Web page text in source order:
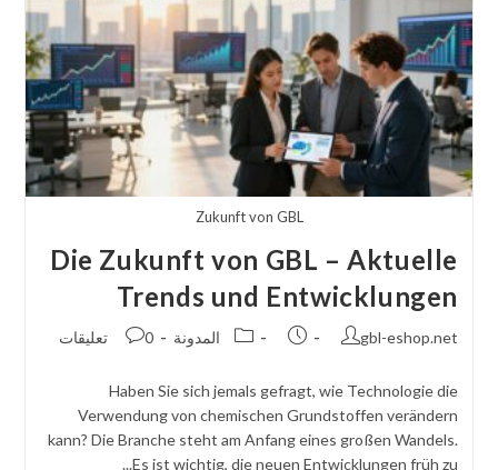
Zukunft von GBL
Die Zukunft von GBL – Aktuelle
Trends und Entwicklungen
مؤلف
gbl-eshop.net
تم
المنشور:
فئة
المدونة
نشر
0 تعليقات
Haben Sie sich jemals gefragt, wie Technologie die
Verwendung von chemischen Grundstoffen verändern
kann? Die Branche steht am Anfang eines großen Wandels.
Es ist wichtig, die neuen Entwicklungen früh zu...